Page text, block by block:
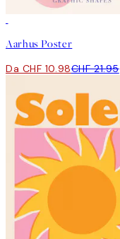
Aarhus Poster
Da CHF 10.98CHF 21.95